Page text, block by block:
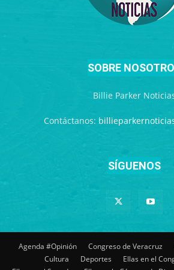
SOBRE
Billie Parker
Contáctanos:
SÍGUENOS
Agenda #Opinión Congreso de Veracruz
Cultura
Deportes
Ellas en el